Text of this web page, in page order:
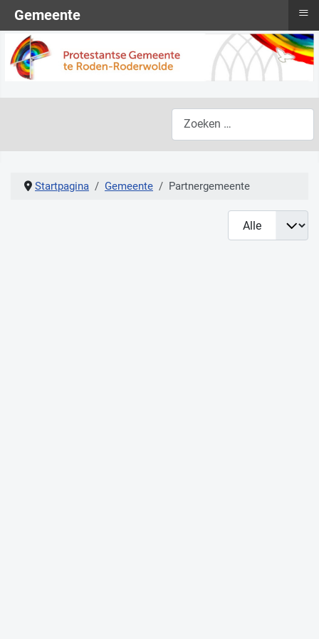
Startpagina Gemeente Partnergemeente
Gemeente ≡